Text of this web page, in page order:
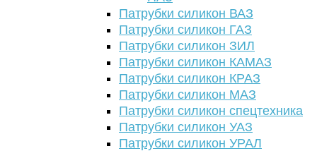
Патрубки силикон ВАЗ
Патрубки силикон ГАЗ
Патрубки силикон ЗИЛ
Патрубки силикон КАМАЗ
Патрубки силикон КРАЗ
Патрубки силикон МАЗ
Патрубки силикон спецтехника
Патрубки силикон УАЗ
Патрубки силикон УРАЛ